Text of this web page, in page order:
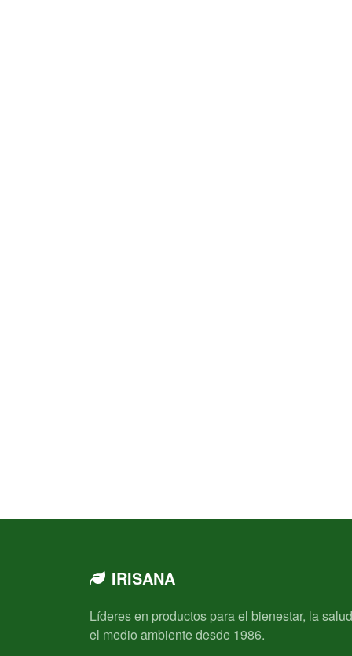
IRISANA
Líderes en productos para el bienestar, la
el medio ambiente desde 1986.